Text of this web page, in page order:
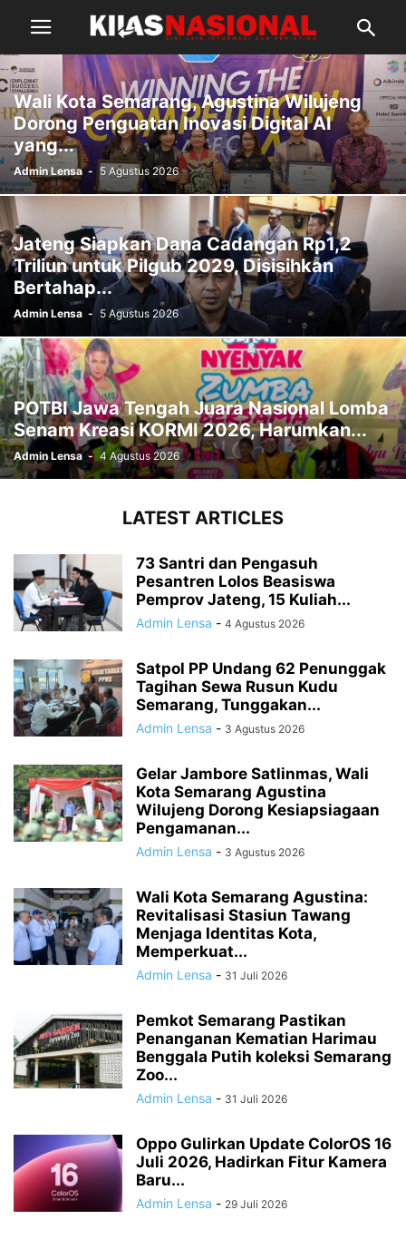
Wali Kota Semarang, Agustina Wilujeng
Dorong Penguatan Inovasi Digital AI
yang...
Admin Lensa - 5 Agustus 2026
Jateng Siapkan Dana Cadangan Rp1,2
Triliun untuk Pilgub 2029, Disisihkan
Bertahap...
Admin Lensa - 5 Agustus 2026
POTBI Jawa Tengah Juara Nasional Lomba
Senam Kreasi KORMI 2026, Harumkan...
Admin Lensa - 4 Agustus 2026
LATEST ARTICLES
73 Santri dan Pengasuh
Pesantren Lolos Beasiswa
Pemprov Jateng, 15 Kuliah...
Admin Lensa - 4 Agustus 2026
Satpol PP Undang 62 Penunggak
Tagihan Sewa Rusun Kudu
Semarang, Tunggakan...
Admin Lensa - 3 Agustus 2026
Gelar Jambore Satlinmas, Wali
Kota Semarang Agustina
Wilujeng Dorong Kesiapsiagaan
Pengamanan...
Admin Lensa - 3 Agustus 2026
Wali Kota Semarang Agustina:
Revitalisasi Stasiun Tawang
Menjaga Identitas Kota,
Memperkuat...
Admin Lensa - 31 Juli 2026
Pemkot Semarang Pastikan
Penanganan Kematian Harimau
Benggala Putih koleksi Semarang
Zoo...
Admin Lensa - 31 Juli 2026
Oppo Gulirkan Update ColorOS 16
Juli 2026, Hadirkan Fitur Kamera
Baru...
Admin Lensa - 29 Juli 2026